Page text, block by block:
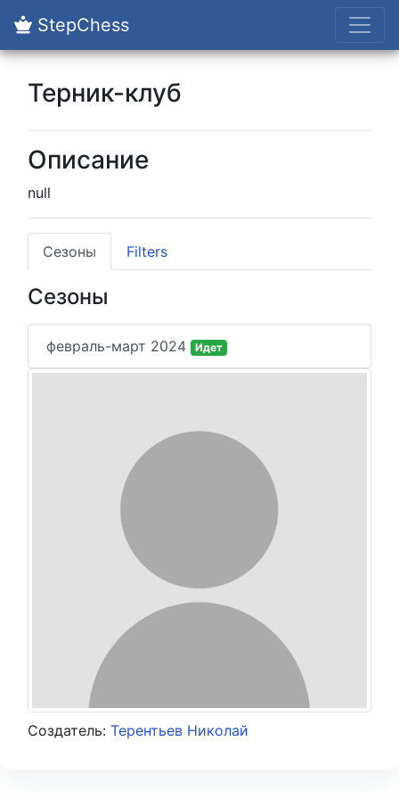
StepChess
Терник-клуб
Описание
null
Сезоны Filters
Сезоны
февраль-март 2024 Идет
Создатель: Терентьев Николай